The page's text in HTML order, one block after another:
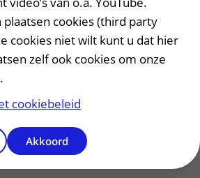
School
cookies (third party
cookies niet wilt kunt u dat hier
zelf ook cookies om onze
cookiebeleid
Akkoord